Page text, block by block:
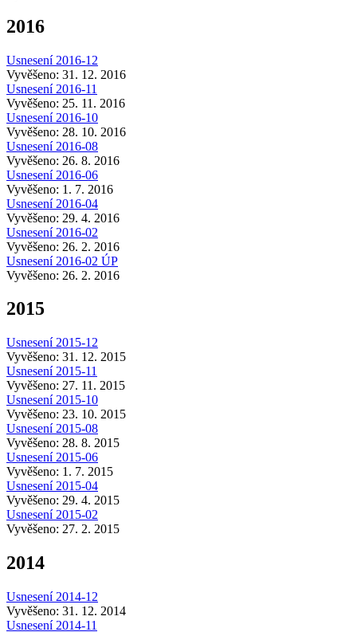
2016
Usnesení 2016-12
Vyvěšeno: 31. 12. 2016
Usnesení 2016-11
Vyvěšeno: 25. 11. 2016
Usnesení 2016-10
Vyvěšeno: 28. 10. 2016
Usnesení 2016-08
Vyvěšeno: 26. 8. 2016
Usnesení 2016-06
Vyvěšeno: 1. 7. 2016
Usnesení 2016-04
Vyvěšeno: 29. 4. 2016
Usnesení 2016-02
Vyvěšeno: 26. 2. 2016
Usnesení 2016-02 ÚP
Vyvěšeno: 26. 2. 2016
2015
Usnesení 2015-12
Vyvěšeno: 31. 12. 2015
Usnesení 2015-11
Vyvěšeno: 27. 11. 2015
Usnesení 2015-10
Vyvěšeno: 23. 10. 2015
Usnesení 2015-08
Vyvěšeno: 28. 8. 2015
Usnesení 2015-06
Vyvěšeno: 1. 7. 2015
Usnesení 2015-04
Vyvěšeno: 29. 4. 2015
Usnesení 2015-02
Vyvěšeno: 27. 2. 2015
2014
Usnesení 2014-12
Vyvěšeno: 31. 12. 2014
Usnesení 2014-11